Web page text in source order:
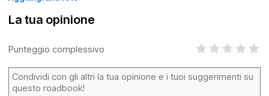
La tua opinione
Punteggio complessivo